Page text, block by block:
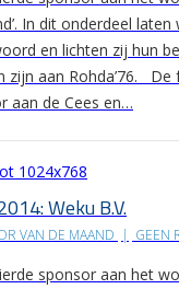
In dit onderdeel laten
en lichten zij hun
zijn aan Rohda’76. De
aan de Cees en…
Weku B.V.
VAN DE MAAND | GEEN
sponsor aan het